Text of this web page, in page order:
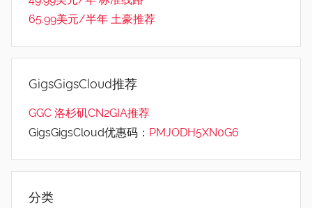
65.99美元/半年 土豪推荐
GigsGigsCloud推荐
GGC 洛杉矶CN2GIA推荐
GigsGigsCloud优惠码： PMJODH5XN0G6
分类